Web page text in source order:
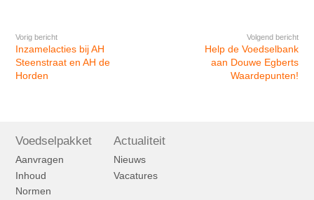
Vorig bericht
Inzamelacties bij AH
Steenstraat en AH de
Horden
Volgend bericht
Help de Voedselbank
aan Douwe Egberts
Waardepunten!
Voedselpakket
Aanvragen
Inhoud
Normen
Actualiteit
Nieuws
Vacatures